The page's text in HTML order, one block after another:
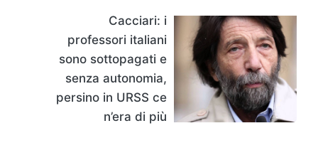
Cacciari: i
professori italiani
sono sottopagati e
senza autonomia,
persino in URSS ce
n’era di più